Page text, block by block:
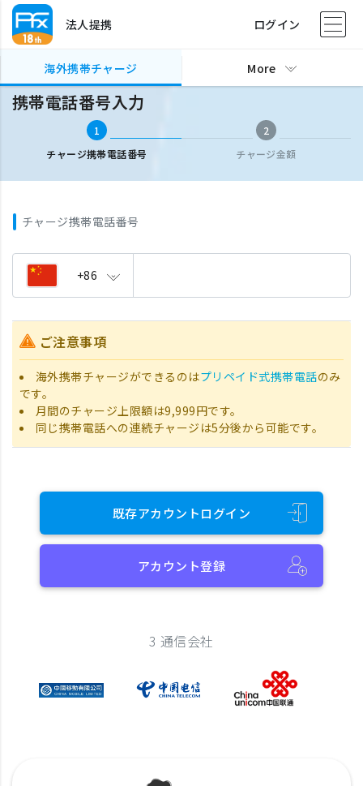
法人提携 ログイン
海外携帯チャージ More
海外携帯チャージ 携帯電話番号入力
携帯電話番号入力
1
チャージ携帯電話番号
2
チャージ金額
チャージ携帯電話番号
+86
ご注意事項
海外携帯チャージができるのはプリペイド式携帯電話のみ
です。
月間のチャージ上限額は9,999円です。
同じ携帯電話への連続チャージは5分後から可能です。
既存アカウントログイン
アカウント登録
3 通信会社